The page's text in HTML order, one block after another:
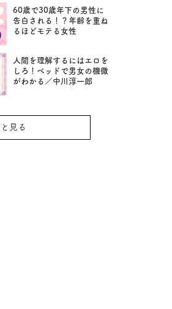
60歳で30歳年下の男性に
告白される！？年齢を重ね
るほどモテる女性
人間を理解するにはエロを
しろ！ベッドで男女の機微
がわかる／中川淳一郎
見る